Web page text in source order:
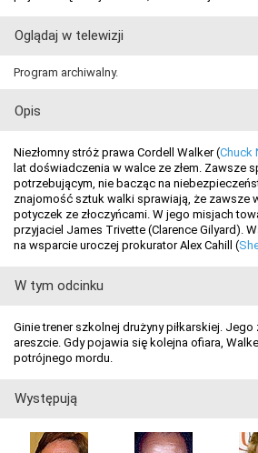
Oglądaj w telewizji
Program archiwalny.
Opis
Niezłomny stróż prawa Cordell Walker (Chuck
lat doświadczenia w walce ze złem. Zawsze
potrzebującym, nie bacząc na
znajomość sztuk walki sprawiają, że zawsze
potyczek ze złoczyńcami. W jego misjach
przyjaciel James Trivette (Clarence Gilyard).
na wsparcie uroczej prokurator Alex Cahill (
W tym odcinku
Ginie trener szkolnej drużyny piłkarskiej.
areszcie. Gdy pojawia się kolejna ofiara,
potrójnego mordu.
Występują